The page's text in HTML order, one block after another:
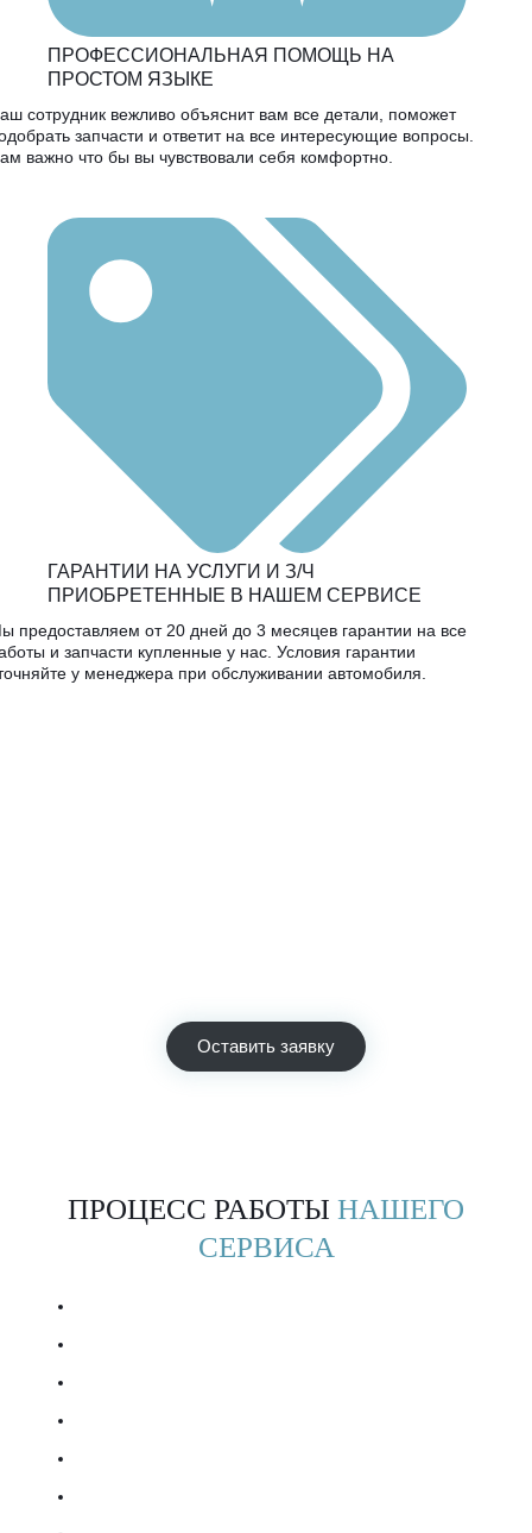
ПРОФЕССИОНАЛЬНАЯ ПОМОЩЬ НА
ПРОСТОМ ЯЗЫКЕ
сотрудник вежливо объяснит вам все детали, поможет
запчасти и ответит на все интересующие вопросы.
важно что бы вы чувствовали себя комфортно.
ГАРАНТИИ НА УСЛУГИ И З/Ч
ПРИОБРЕТЕННЫЕ В НАШЕМ СЕРВИСЕ
предоставляем от 20 дней до 3 месяцев гарантии на все
и запчасти купленные у нас. Условия гарантии
у менеджера при обслуживании автомобиля.
Оставить заявку
ПРОЦЕСС РАБОТЫ НАШЕГО
СЕРВИСА